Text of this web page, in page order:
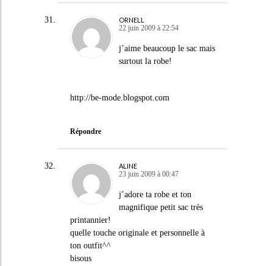
ORNELL
22 juin 2009 à 22:54
j’aime beaucoup le sac mais
surtout la robe!
http://be-mode.blogspot.com
Répondre
ALINE
23 juin 2009 à 00:47
j’adore ta robe et ton
magnifique petit sac très
printannier!
quelle touche originale et personnelle à
ton outfit^^
bisous